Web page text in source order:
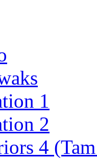
1
2
4